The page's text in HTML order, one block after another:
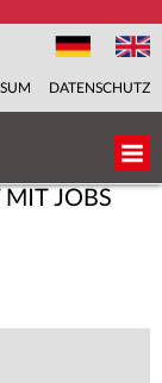
DATENSCHUTZ
JOBS